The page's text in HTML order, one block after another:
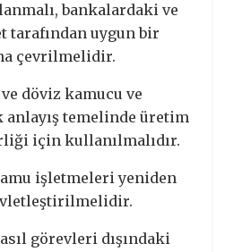
bankalardaki ve
tarafından uygun bir
çevrilmelidir.
döviz kamucu ve
temelinde üretim
için kullanılmalıdır.
işletmeleri yeniden
görevleri dışındaki